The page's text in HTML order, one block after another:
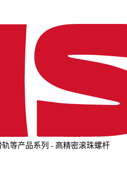
等产品系列 - 高精密滚珠螺杆